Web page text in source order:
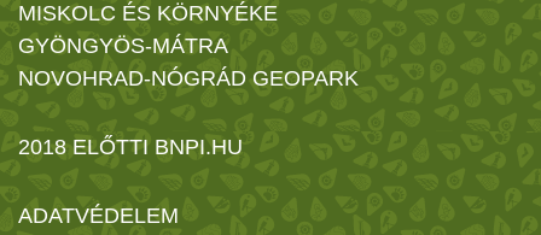
MISKOLC ÉS KÖRNYÉKE
GYÖNGYÖS-MÁTRA
NOVOHRAD-NÓGRÁD GEOPARK
2018 ELŐTTI BNPI.HU
ADATVÉDELEM